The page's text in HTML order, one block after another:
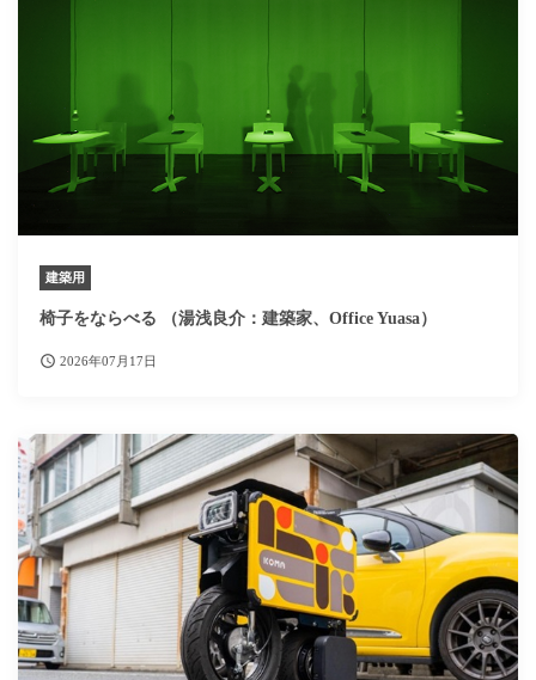
建築用
椅子をならべる （湯浅良介：建築家、Office Yuasa）
2026年07月17日